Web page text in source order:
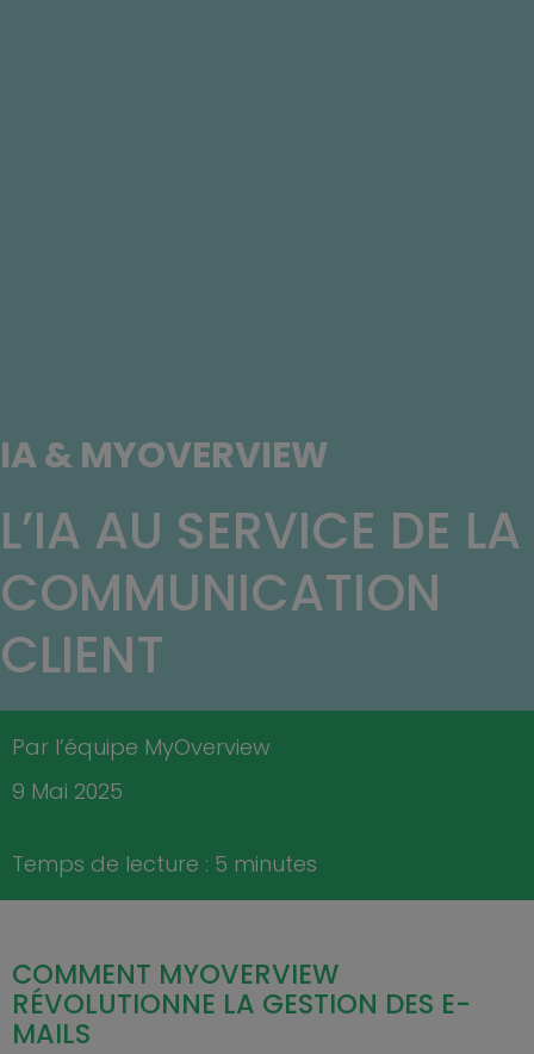
IA & MYOVERVIEW
L’IA AU SERVICE DE LA
COMMUNICATION
CLIENT
Par l’équipe MyOverview
9 Mai 2025
Temps de lecture : 5 minutes
COMMENT MYOVERVIEW
RÉVOLUTIONNE LA GESTION DES E-
MAILS